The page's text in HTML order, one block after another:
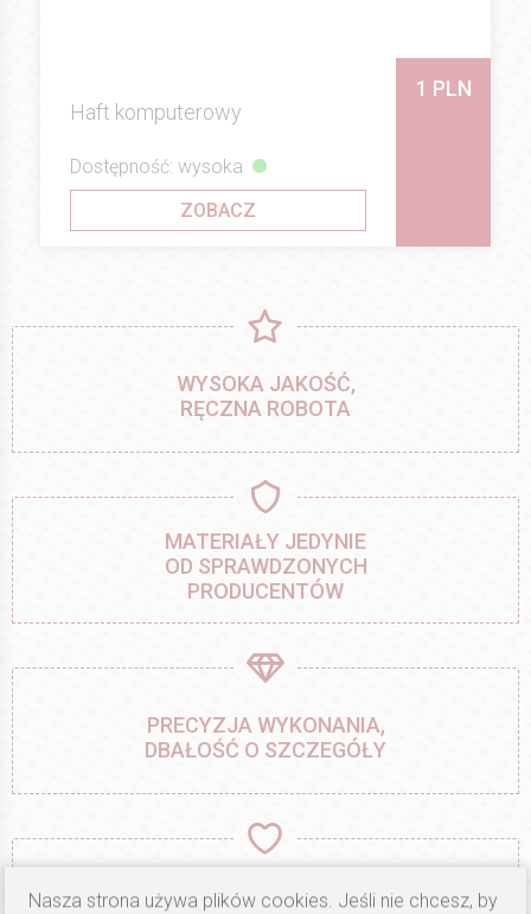
Haft komputerowy
1 PLN
Dostępność: wysoka
ZOBACZ
WYSOKA JAKOŚĆ,
RĘCZNA ROBOTA
MATERIAŁY JEDYNIE
OD SPRAWDZONYCH
PRODUCENTÓW
PRECYZJA WYKONANIA,
DBAŁOŚĆ O SZCZEGÓŁY
NASZ CEL TO
Nasza strona używa plików cookies. Jeśli nie chcesz, by